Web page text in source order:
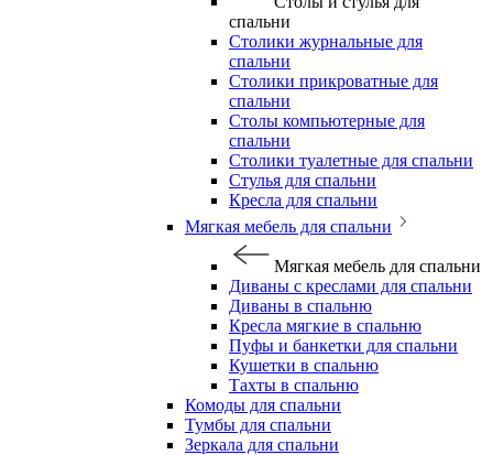
спальни
Столики журнальные для
спальни
Столики прикроватные для
спальни
Столы компьютерные для
спальни
Столики туалетные для спальни
Стулья для спальни
Кресла для спальни
Мягкая мебель для спальни
Мягкая мебель для спальни
Диваны с креслами для спальни
Диваны в спальню
Кресла мягкие в спальню
Пуфы и банкетки для спальни
Кушетки в спальню
Тахты в спальню
Комоды для спальни
Тумбы для спальни
Зеркала для спальни